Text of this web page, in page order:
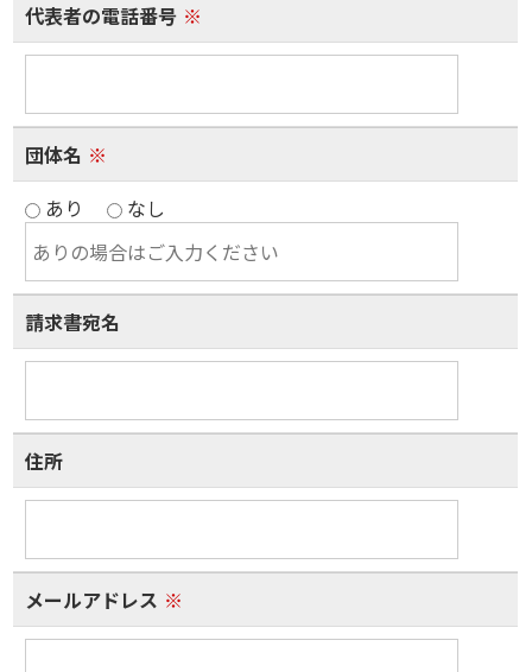
代表者の電話番号 ※
団体名 ※
あり
なし
請求書宛名
住所
メールアドレス ※